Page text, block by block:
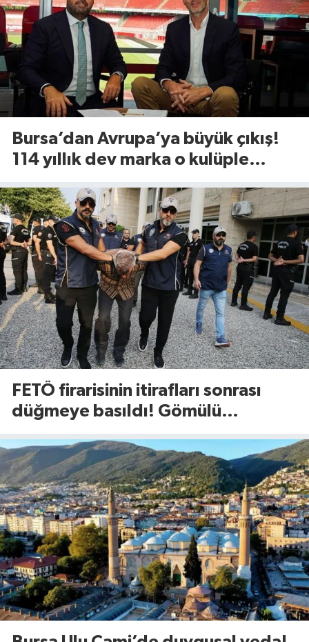
Bursa’dan Avrupa’ya büyük çıkış!
114 yıllık dev marka o kulüple
FETÖ firarisinin itirafları sonrası
düğmeye basıldı! Gömülü